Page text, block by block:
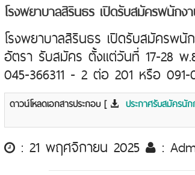
โรงพยาบาลสิรินธร เปิดรับสมัครพนัก
โรงพยาบาลสิรินธร เปิดรับสมัครพ
อัตรา รับสมัคร ตั้งแต่วันที่ 17-28 พ.
045-366311 - 2 ต่อ 201 หรือ 091-
ดาวน์โหลดเอกสารประกอบ [ ประกาศรับสมัครนั
: 21 พฤศจิกายน 2025 :